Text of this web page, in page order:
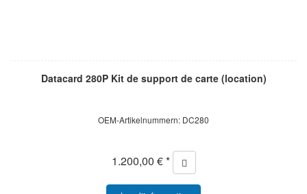
Datacard 280P Kit de support de carte (location)
OEM-Artikelnummern: DC280
1.200,00 € *